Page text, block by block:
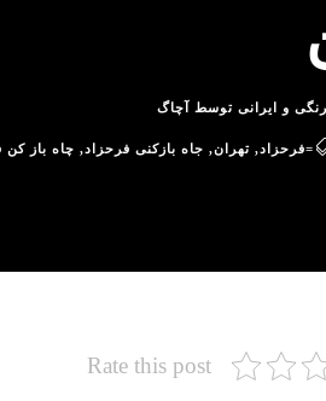
و ایرانی توسط آچاگ
, تهران, جاه بازکنی فرحزاد, چاه باز کن
Rate this post